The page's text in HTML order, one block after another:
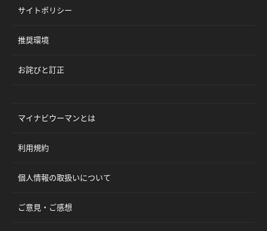
サイトポリシー
推奨環境
お詫びと訂正
マイナビウーマンとは
利用規約
個人情報の取扱いについて
ご意見・ご感想